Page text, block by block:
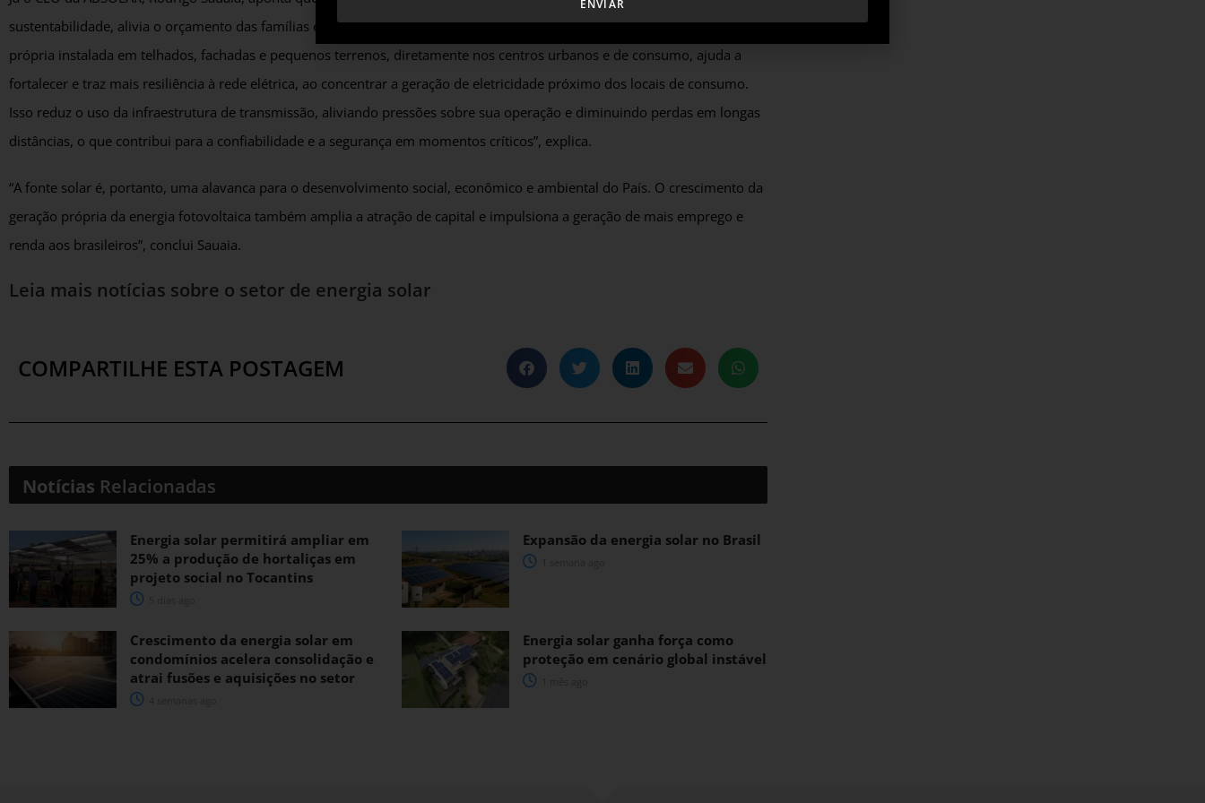
sustentabilidade, alivia o orçamento das famílias e amplia a competitividade dos setores produtivos brasileiros. “A geração
própria instalada em telhados, fachadas e pequenos terrenos, diretamente nos centros urbanos e de consumo, ajuda a
fortalecer e traz mais resiliência à rede elétrica, ao concentrar a geração de eletricidade próximo dos locais de consumo.
Isso reduz o uso da infraestrutura de transmissão, aliviando pressões sobre sua operação e diminuindo perdas em longas
distâncias, o que contribui para a confiabilidade e a segurança em momentos críticos”, explica.
“A fonte solar é, portanto, uma alavanca para o desenvolvimento social, econômico e ambiental do País. O crescimento da
geração própria da energia fotovoltaica também amplia a atração de capital e impulsiona a geração de mais emprego e
renda aos brasileiros”, conclui Sauaia.
Leia mais notícias sobre o setor de energia solar
COMPARTILHE ESTA POSTAGEM
Notícias Relacionadas
Energia solar permitirá ampliar em
25% a produção de hortaliças em
projeto social no Tocantins
Expansão da energia solar no Brasil
Crescimento da energia solar em
condomínios acelera consolidação e
atrai fusões e aquisições no setor
Energia solar ganha força como
proteção em cenário global instável
ENVIAR